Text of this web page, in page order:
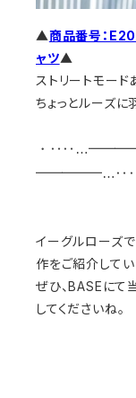
▲商品番号：
ャツ▲
ストリートモード
ちょっとルーズに
・
━━━━━…‥‥
イーグルローズで
作をご紹介してい
ぜひ、BASEにて
してくださいね。